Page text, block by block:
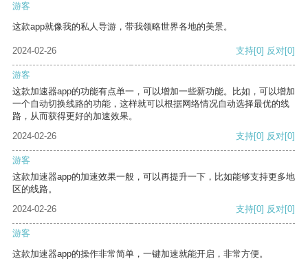
游客
这款app就像我的私人导游，带我领略世界各地的美景。
2024-02-26 支持[0] 反对[0]
游客
这款加速器app的功能有点单一，可以增加一些新功能。比如，可以增加
一个自动切换线路的功能，这样就可以根据网络情况自动选择最优的线
路，从而获得更好的加速效果。
2024-02-26
支持[0] 反对[0]
游客
这款加速器app的加速效果一般，可以再提升一下，比如能够支持更多地
区的线路。
2024-02-26
支持[0] 反对[0]
游客
这款加速器app的操作非常简单，一键加速就能开启，非常方便。